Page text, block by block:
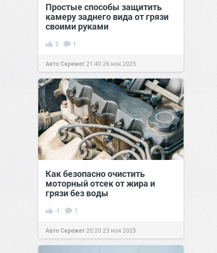
Простые способы защитить
камеру заднего вида от грязи
своими руками
2 1
Авто Скрежет 21:40 26 ноя 2025
Как безопасно очистить
моторный отсек от жира и
грязи без воды
-1 1
Авто Скрежет 20:20 23 ноя 2025